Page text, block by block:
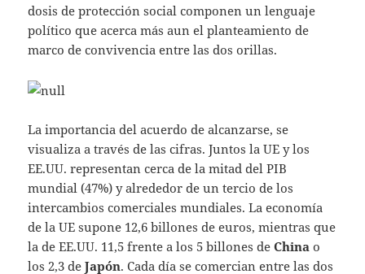
dosis de protección social componen un lenguaje
político que acerca más aun el planteamiento de
marco de convivencia entre las dos orillas.
La importancia del acuerdo de alcanzarse, se
visualiza a través de las cifras. Juntos la UE y los
EE.UU. representan cerca de la mitad del PIB
mundial (47%) y alrededor de un tercio de los
intercambios comerciales mundiales. La economía
de la UE supone 12,6 billones de euros, mientras que
la de EE.UU. 11,5 frente a los 5 billones deChina o
los 2,3 deJapón. Cada día se comercian entre las dos